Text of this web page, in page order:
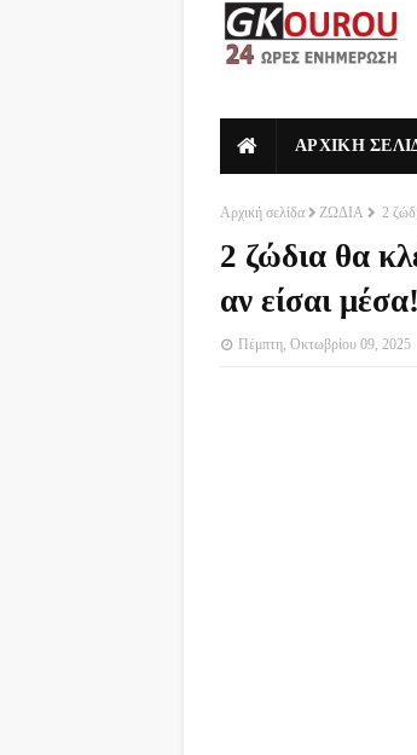
ΑΡΧΙΚΗ
Αρχική σελίδα ΖΩΔΙΑ 2
2 ζώδια θα
αν είσαι μέσα!
Πέμπτη, Οκτωβρίου 09, 2025